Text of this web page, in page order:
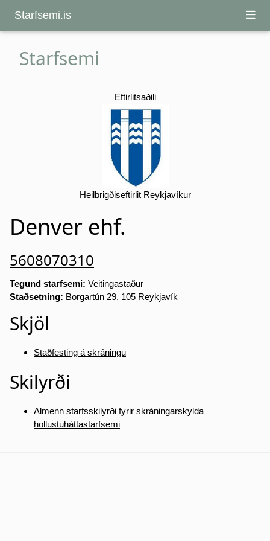
Starfsemi.is
Starfsemi
Eftirlitsaðili
Heilbrigðiseftirlit Reykjavíkur
Denver ehf.
5608070310
Tegund starfsemi: Veitingastaður
Staðsetning: Borgartún 29, 105 Reykjavík
Skjöl
Staðfesting á skráningu
Skilyrði
Almenn starfsskilyrði fyrir skráningarskylda
hollustuháttastarfsemi